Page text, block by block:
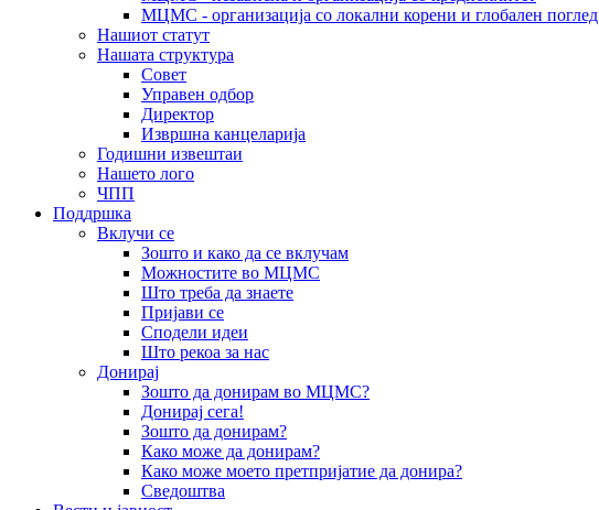
МЦМС - организација со локални корени и глобален поглед
Нашиот статут
Нашата структура
Совет
Управен одбор
Директор
Извршна канцеларија
Годишни извештаи
Нашето лого
ЧПП
Поддршка
Вклучи се
Зошто и како да се вклучам
Можностите во МЦМС
Што треба да знаете
Пријави се
Сподели идеи
Што рекоа за нас
Донирај
Зошто да донирам во МЦМС?
Донирај сега!
Зошто да донирам?
Како може да донирам?
Како може моето претпријатие да донира?
Сведоштва